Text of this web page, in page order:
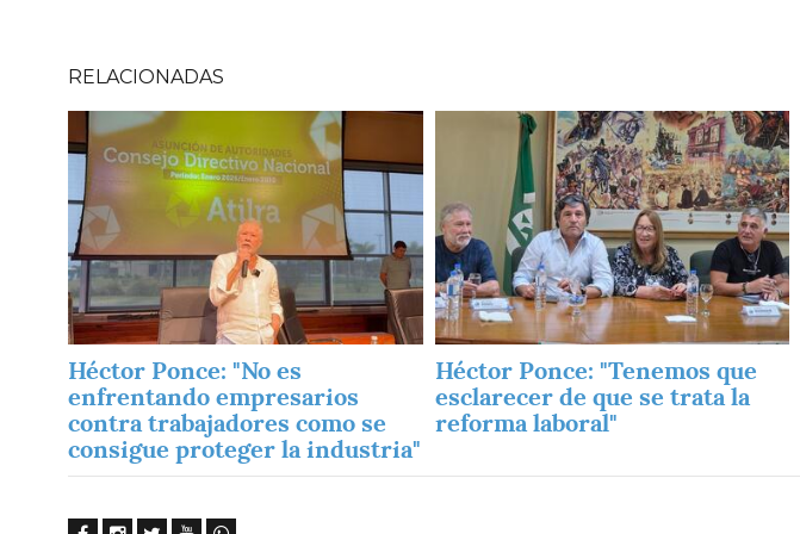
RELACIONADAS
Imagen
Héctor Ponce: "No es
enfrentando empresarios
contra trabajadores como se
consigue proteger la industria"
Héctor Ponce: "Tenemos que
esclarecer de que se trata la
reforma laboral"